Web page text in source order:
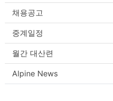
채용공고
중계일정
월간 대산련
Alpine News